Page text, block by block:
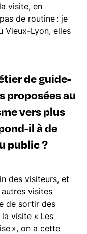
visite, en
de routine : je
Vieux-Lyon, elles
de guide-
proposées au
vers plus
il à de
public ?
des visiteurs, et
visites
de sortir des
visite « Les
», on a cette